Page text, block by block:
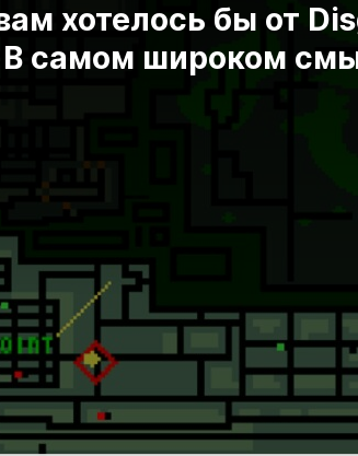
хотелось бы от
В самом широком